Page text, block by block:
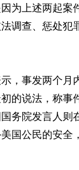
为上述两起案
调查、惩处犯
，事发两个月
的说法，称事
务院发言人则
国公民的安全